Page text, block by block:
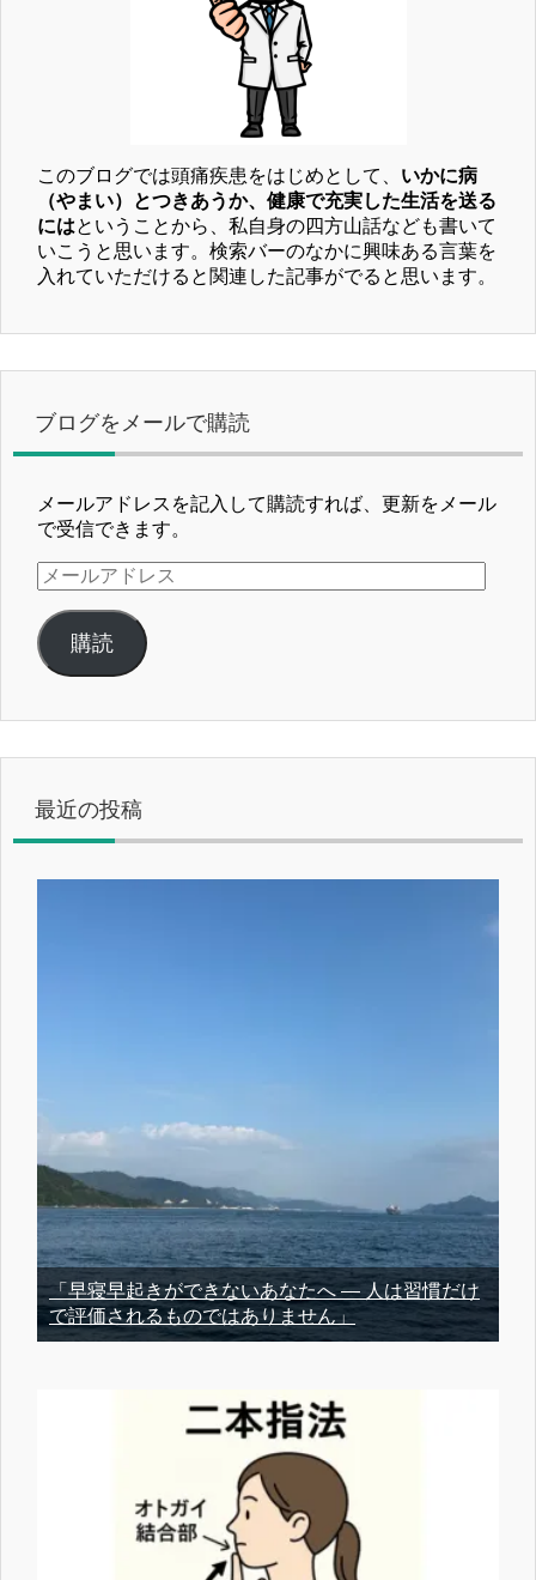
このブログでは頭痛疾患をはじめとして、 いかに病
（やまい）とつきあうか、健康で充実した生活を送る
にはということから、私自身の四方山話なども書いて
いこうと思います。検索バーのなかに興味ある言葉を
入れていただけると関連した記事がでると思います。
ブログをメールで購読
メールアドレスを記入して購読すれば、更新をメール
で受信できます。
メ
ー
ル
ア
ド
ス
購読
最近の投稿
「早寝早起きができないあなたへ ― 人は習慣だけ
で評価されるものではありません」